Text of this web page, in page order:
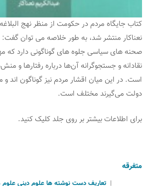
کتاب جایگاه مردم در حکومت از منظر نهج
نعناکار منتشر شد، به طور خلاصه می توان
صحنه های سیاسی جلوه های گوناگونی دارد که
نقادانه و جستجوگرانه آن‌ها درباره رفتارها و
است. در این میان اقشار مردم نیز گوناگون ‏اند
دولت می‌گیرند مختلف است.
برای اطلاعات بیشتر بر روی جلد کلیک کنید.
متفرقه
| تعاریف دست نوشته ها علوم دینی علوم